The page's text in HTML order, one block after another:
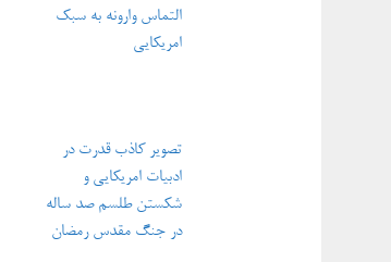
التماس وارونه به سبک
امریکایی
تصویر کاذب قدرت در
ادبیات امریکایی و
شکستن طلسم صد ساله
در جنگ مقدس رمضان